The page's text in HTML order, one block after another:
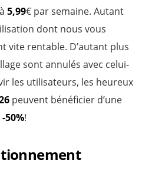
5,99€ par semaine. Autant
dont nous vous
vite rentable. D’autant plus
sont annulés avec celui-
les utilisateurs, les heureux
peuvent bénéficier d’une
50%!